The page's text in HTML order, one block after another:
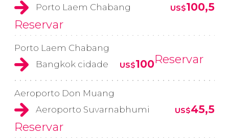
Porto Laem Chabang
US$100,5
Reservar
Porto Laem Chabang
Bangkok cidade
US$100Reservar
Aeroporto Don Muang
Aeroporto Suvarnabhumi
US$45,5
Reservar